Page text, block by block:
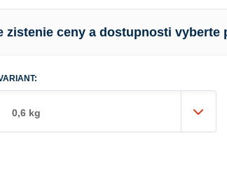
zistenie ceny a dostupnosti vyberte
0,6 kg